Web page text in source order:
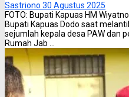
Sastriono 30 Agustus 2025
FOTO: Bupati Kapuas HM
Bupati Kapuas Dodo saat
sejumlah kepala desa PAW dan
Rumah Jab ...